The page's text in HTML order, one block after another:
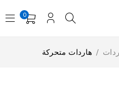
0
/ هاردات متحركة